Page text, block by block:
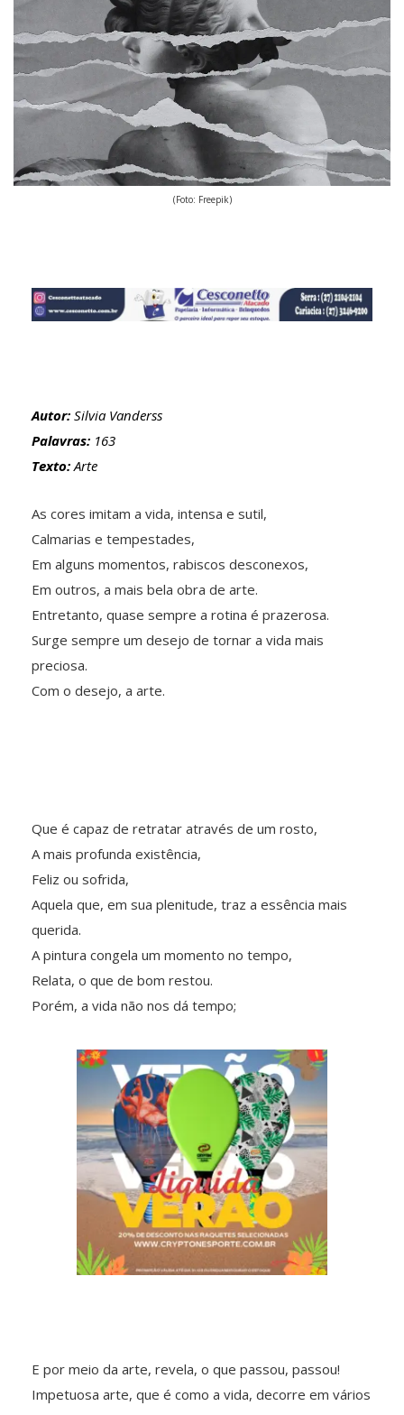
(Foto: Freepik)
Autor: Silvia Vanderss
Palavras: 163
Texto:Arte
As cores imitam a vida, intensa e sutil,
Calmarias e tempestades,
Em alguns momentos, rabiscos desconexos,
Em outros, a mais bela obra de arte.
Entretanto, quase sempre a rotina é prazerosa.
Surge sempre um desejo de tornar a vida mais
preciosa.
Com o desejo, a arte.
Que é capaz de retratar através de um rosto,
A mais profunda existência,
Feliz ou sofrida,
Aquela que, em sua plenitude, traz a essência mais
querida.
A pintura congela um momento no tempo,
Relata, o que de bom restou.
Porém, a vida não nos dá tempo;
E por meio da arte, revela, o que passou, passou!
Impetuosa arte, que é como a vida, decorre em vários